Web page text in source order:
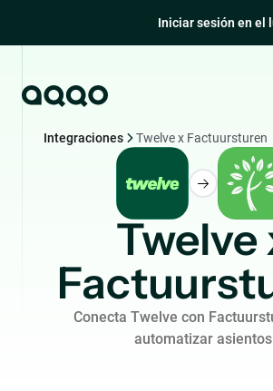
Iniciar sesión en el
Integraciones Twelve x Factuursturen
Twelve
Conecta Twelve con
automatizar asientos